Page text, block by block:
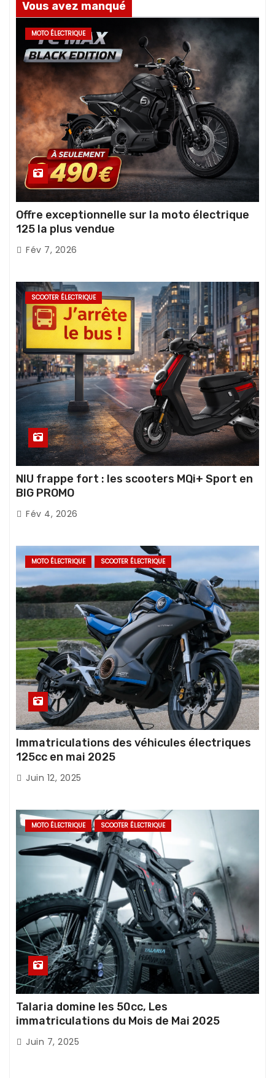
Vous avez manqué
MOTO ÉLECTRIQUE
Offre exceptionnelle sur la moto électrique
125 la plus vendue
Fév 7, 2026
SCOOTER ÉLECTRIQUE
NIU frappe fort : les scooters MQi+ Sport en
BIG PROMO
Fév 4, 2026
MOTO ÉLECTRIQUE SCOOTER ÉLECTRIQUE
Immatriculations des véhicules électriques
125cc en mai 2025
Juin 12, 2025
MOTO ÉLECTRIQUE SCOOTER ÉLECTRIQUE
Talaria domine les 50cc, Les
immatriculations du Mois de Mai 2025
Juin 7, 2025